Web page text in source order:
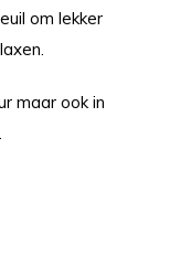
om lekker
maar ook in